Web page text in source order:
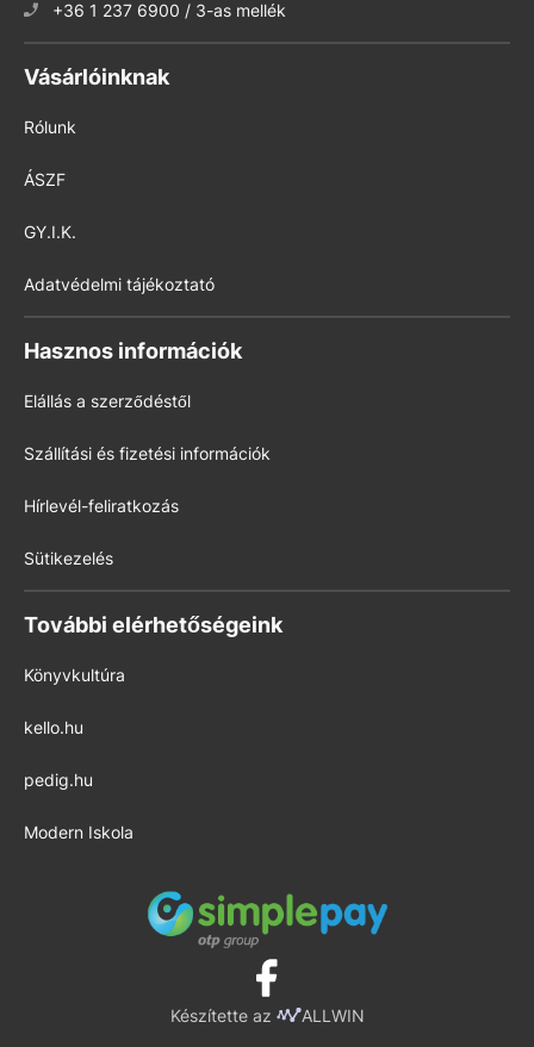
+36 1 237 6900 / 3-as mellék
Vásárlóinknak
Rólunk
ÁSZF
GY.I.K.
Adatvédelmi tájékoztató
Hasznos információk
Elállás a szerződéstől
Szállítási és fizetési információk
Hírlevél-feliratkozás
Sütikezelés
További elérhetőségeink
Könyvkultúra
kello.hu
pedig.hu
Modern Iskola
Készítette az ALLWIN